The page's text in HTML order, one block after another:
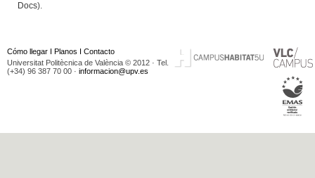
Docs).
Cómo llegar I Planos I Contacto
Universitat Politècnica de València © 2012 · Tel.
(+34) 96 387 70 00 · informacion@upv.es